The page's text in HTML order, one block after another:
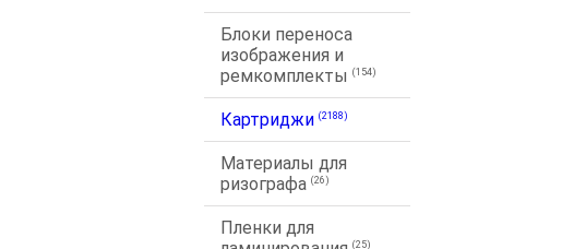
Блоки переноса
изображения и
ремкомплекты (154)
Картриджи (2188)
Материалы для
ризографа (26)
Пленки для
(25)